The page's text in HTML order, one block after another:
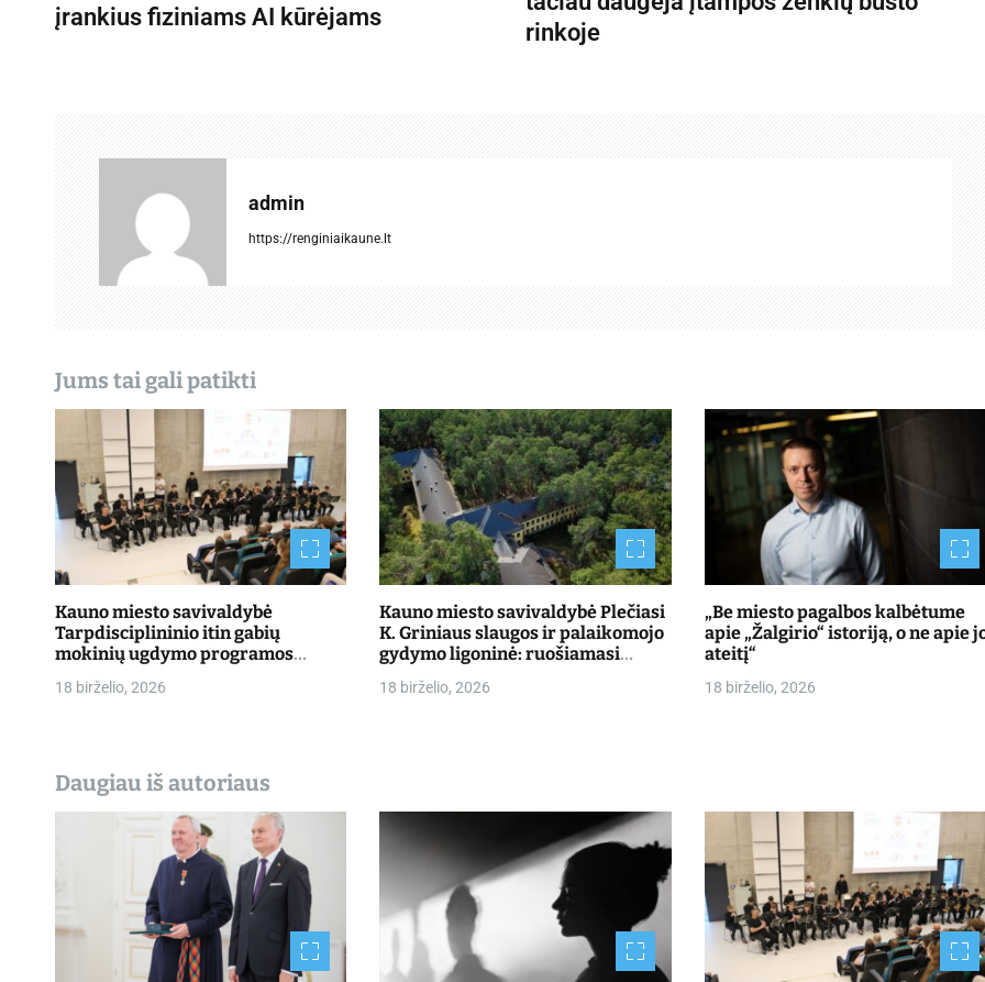
v
t
a
p
r
a
š
ų
įrankius fiziniams AI kūrėjams
rinkoje
admin
https://renginiaikaune.lt
Jums tai gali patikti
Kauno miesto savivaldybė
Tarpdisciplininio itin gabių
mokinių ugdymo programos
šventė
18 birželio, 2026
Kauno miesto savivaldybė Plečiasi
K. Griniaus slaugos ir palaikomojo
gydymo ligoninė: ruošiamasi
18 birželio, 2026
„Be miesto pagalbos kalbėtume
apie „Žalgirio“ istoriją, o ne apie
ateitį“
18 birželio, 2026
Daugiau iš autoriaus